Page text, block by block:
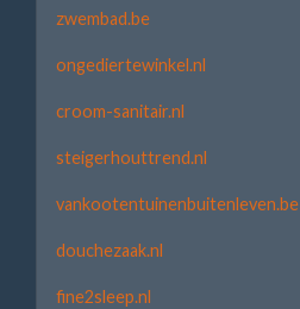
zwembad.be
ongediertewinkel.nl
croom-sanitair.nl
steigerhouttrend.nl
vankootentuinenbuitenleven.be
douchezaak.nl
fine2sleep.nl